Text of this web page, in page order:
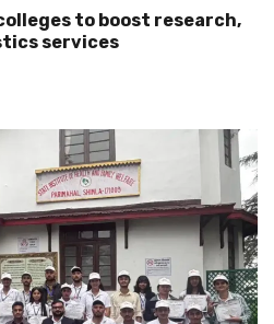
to boost research,
services